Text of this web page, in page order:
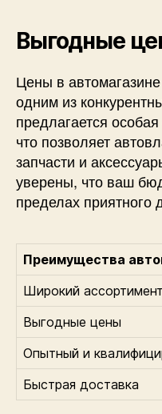
Выгодные
Цены в
одним из
предлагается
что позволяет
запчасти и
уверены, что ваш
пределах приятного
Преимущества
Широкий
Выгодные цены
Опытный и
Быстрая доставка